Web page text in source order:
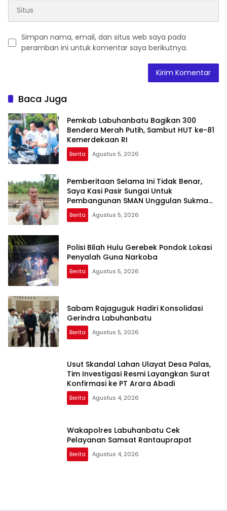
Simpan nama, email, dan situs web saya pada
peramban ini untuk komentar saya berikutnya.
Baca Juga
Pemkab Labuhanbatu Bagikan 300
Bendera Merah Putih, Sambut HUT ke-81
Kemerdekaan RI
Berita Agustus 5, 2026
Pemberitaan Selama Ini Tidak Benar,
Saya Kasi Pasir Sungai Untuk
Pembangunan SMAN Unggulan Sukma
Nias
Berita Agustus 5, 2026
Polisi Bilah Hulu Gerebek Pondok Lokasi
Penyalah Guna Narkoba
Berita Agustus 5, 2026
Sabam Rajaguguk Hadiri Konsolidasi
Gerindra Labuhanbatu
Berita Agustus 5, 2026
Usut Skandal Lahan Ulayat Desa Palas,
Tim Investigasi Resmi Layangkan Surat
Konfirmasi ke PT Arara Abadi
Berita Agustus 4, 2026
Wakapolres Labuhanbatu Cek
Pelayanan Samsat Rantauprapat
Berita Agustus 4, 2026